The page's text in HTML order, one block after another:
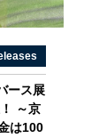
ース展
～京
は100